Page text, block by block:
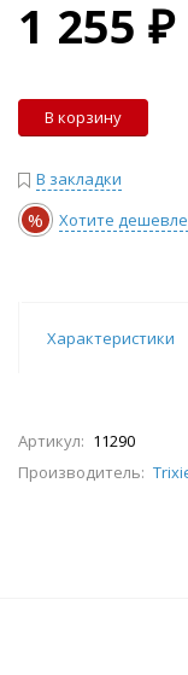
1 255 ₽
В корзину
В закладки
% Хотите
Характеристики
Артикул: 11290
Производитель: